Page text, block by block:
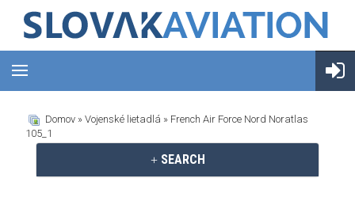
Domov » Vojenské lietadlá » French Air Force Nord Noratlas
105_1
SEARCH